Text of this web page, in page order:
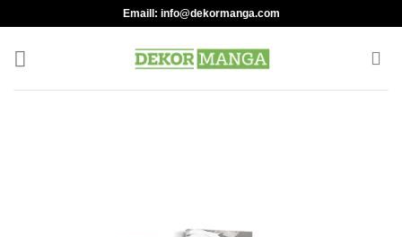
to
content
Emaill: info@dekormanga.com